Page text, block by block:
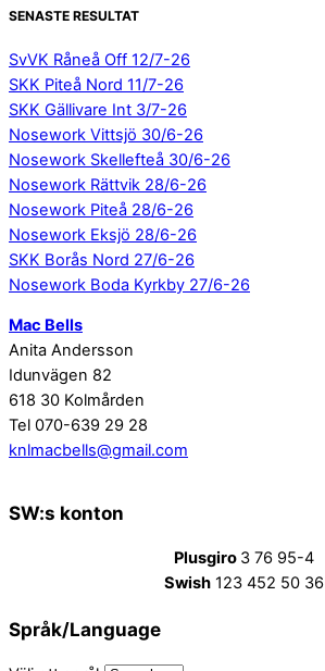
SENASTE RESULTAT
SvVK Råneå Off 12/7-26
SKK Piteå Nord 11/7-26
SKK Gällivare Int 3/7-26
Nosework Vittsjö 30/6-26
Nosework Skellefteå 30/6-26
Nosework Rättvik 28/6-26
Nosework Piteå 28/6-26
Nosework Eksjö 28/6-26
SKK Borås Nord 27/6-26
Nosework Boda Kyrkby 27/6-26
Mac Bells
Anita Andersson
Idunvägen 82
618 30 Kolmården
Tel 070-639 29 28
knlmacbells@gmail.com
SW:s konton
Plusgiro 3 76 95-4
Swish123 452 50 36
Språk/Language